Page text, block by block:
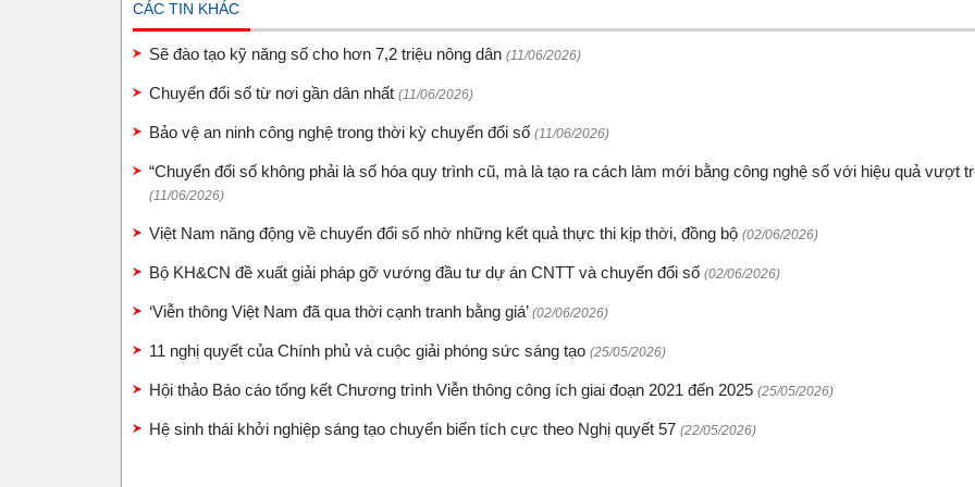
CÁC TIN KHÁC
Sẽ đào tạo kỹ năng số cho hơn 7,2 triệu nông dân (11/06/2026)
Chuyển đổi số từ nơi gần dân nhất (11/06/2026)
Bảo vệ an ninh công nghệ trong thời kỳ chuyển đổi số (11/06/2026)
“Chuyển đổi số không phải là số hóa quy trình cũ, mà là tạo ra cách làm mới bằng công nghệ số với hiệu quả vượt
(11/06/2026)
Việt Nam năng động về chuyển đổi số nhờ những kết quả thực thi kịp thời, đồng bộ (02/06/2026)
Bộ KH&CN đề xuất giải pháp gỡ vướng đầu tư dự án CNTT và chuyển đổi số (02/06/2026)
‘Viễn thông Việt Nam đã qua thời cạnh tranh bằng giá’ (02/06/2026)
11 nghị quyết của Chính phủ và cuộc giải phóng sức sáng tạo (25/05/2026)
Hội thảo Báo cáo tổng kết Chương trình Viễn thông công ích giai đoạn 2021 đến 2025 (25/05/2026)
Hệ sinh thái khởi nghiệp sáng tạo chuyển biến tích cực theo Nghị quyết 57 (22/05/2026)